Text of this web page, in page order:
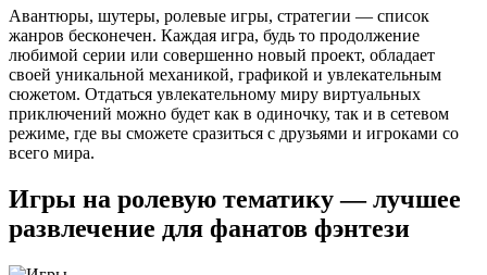
Авантюры, шутеры, ролевые игры, стратегии — список
жанров бесконечен. Каждая игра, будь то продолжение
любимой серии или совершенно новый проект, обладает
своей уникальной механикой, графикой и увлекательным
сюжетом. Отдаться увлекательному миру виртуальных
приключений можно будет как в одиночку, так и в сетевом
режиме, где вы сможете сразиться с друзьями и игроками со
всего мира.
Игры на ролевую тематику — лучшее
развлечение для фанатов фэнтези